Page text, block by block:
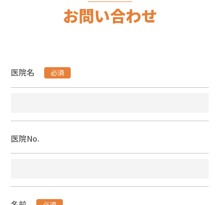
お問い合わせ
医院名 必須
医院No.